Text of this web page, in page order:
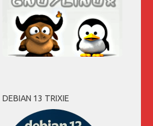
DEBIAN 13 TRIXIE